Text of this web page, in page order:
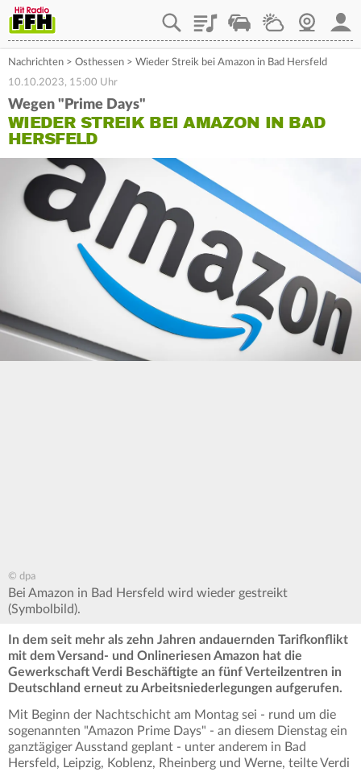
PlaylistStaupilotWetterWebcam
Nachrichten > Osthessen > Wieder Streik bei Amazon in Bad Hersfeld
10.10.2023, 15:00 Uhr
Wegen "Prime Days"
WIEDER STREIK BEI AMAZON IN BAD
HERSFELD
© dpa
Bei Amazon in Bad Hersfeld wird wieder gestreikt
(Symbolbild).
In dem seit mehr als zehn Jahren andauernden Tarifkonflikt
mit dem Versand- und Onlineriesen Amazon hat die
Gewerkschaft Verdi Beschäftigte an fünf Verteilzentren in
Deutschland erneut zu Arbeitsniederlegungen aufgerufen.
Mit Beginn der Nachtschicht am Montag sei - rund um die
sogenannten "Amazon Prime Days" - an diesem Dienstag ein
ganztägiger Ausstand geplant - unter anderem in Bad
Hersfeld, Leipzig, Koblenz, Rheinberg und Werne, teilte Verdi